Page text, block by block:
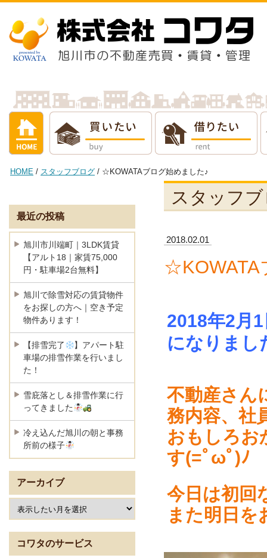
HOME / スタッフブログ / ☆KOWATAブログ始めました♪
スタッフ
2018.02.01
☆KOWATA
2018年2月
になりまし
不動産さん
務内容、社
おもしろお
す(=ﾟωﾟ)ﾉ
今日は初回
また明日を
最近の投稿
旭川市川端町｜3LDK賃貸
【アルト18｜家賃75,000
円・駐車場2台無料】
旭川で除雪対応の賃貸物件
をお探しの方へ｜空き予定
物件あります！
【排雪完了
】アパート駐
車場の排雪作業を行いまし
た！
雪庇落とし＆排雪作業に行
ってきました
冷え込んだ旭川の朝と事務
所前の様子
アーカイブ
コワタのサービス